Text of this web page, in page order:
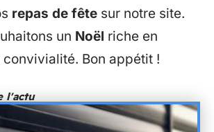
repas de fête sur notre site.
un Noël riche en
convivialité. Bon appétit !
l'actu